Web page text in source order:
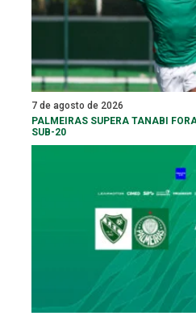
7 de agosto de 2026
PALMEIRAS SUPERA TANABI
SUB-20